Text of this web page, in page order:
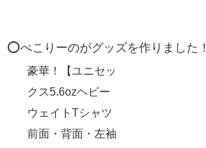
⭕️ぺこりーのがグッズを作りました！
豪華！【ユニセッ
クス5.6ozヘビー
ウェイトTシャツ
前面・背面・左袖